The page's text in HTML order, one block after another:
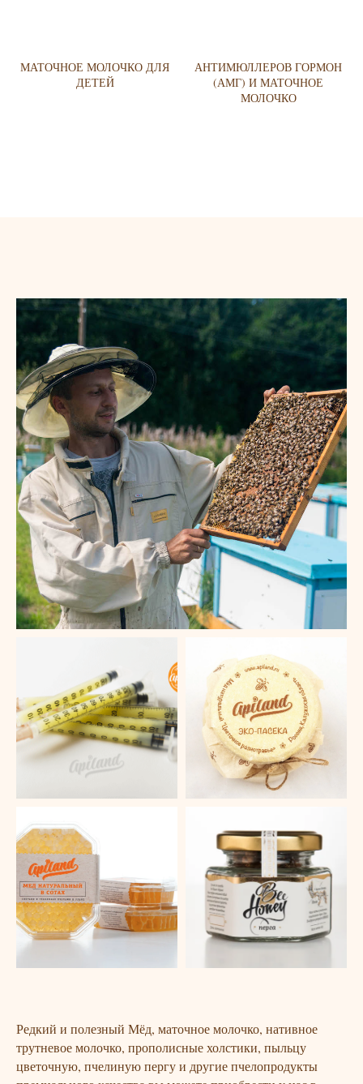
МАТОЧНОЕ МОЛОЧКО ДЛЯ
ДЕТЕЙ
АНТИМЮЛЛЕРОВ ГОРМОН
(АМГ) И МАТОЧНОЕ
МОЛОЧКО
Редкий и полезный Мёд, маточное молочко, нативное
трутневое молочко, прополисные холстики, пыльцу
цветочную, пчелиную пергу и другие пчелопродукты